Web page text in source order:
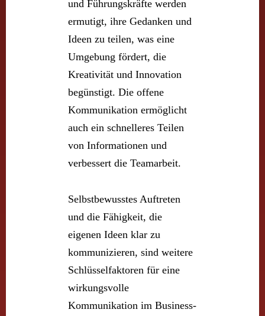
und Führungskräfte werden
ermutigt, ihre Gedanken und
Ideen zu teilen, was eine
Umgebung fördert, die
Kreativität und Innovation
begünstigt. Die offene
Kommunikation ermöglicht
auch ein schnelleres Teilen
von Informationen und
verbessert die Teamarbeit.
Selbstbewusstes Auftreten
und die Fähigkeit, die
eigenen Ideen klar zu
kommunizieren, sind weitere
Schlüsselfaktoren für eine
wirkungsvolle
Kommunikation im Business-